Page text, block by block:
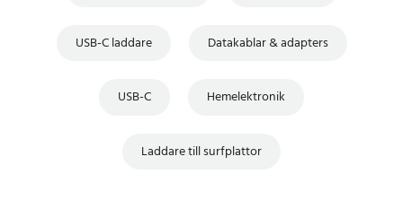
USB-C laddare Datakablar & adapters
USB-C Hemelektronik
Laddare till surfplattor